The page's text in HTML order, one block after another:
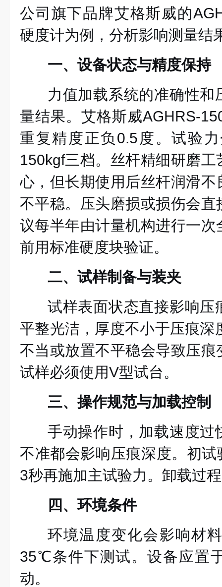
公司旗下品牌艾格斯威的
硬度计为例，分析影响测量结
一、设备状态与精度保持
力值加载系统的准确性和
量结果。 艾格斯威AGHRS-
重复精度正负0.5度。试验
150kgf三档。丝杆精细研磨
心，但长期使用后丝杆润滑
不平稳。压头磨损或损伤会
议每半年由计量机构进行一
前用标准硬度块验证。
二、试样制备与装夹
试样表面状态直接影响压
平整光洁，厚度不小于压痕深
不当或放置不平稳会导致压
试样必须使用V型试台。
三、操作规范与加载控制
手动操作时，加载速度过
不准都会影响压痕深度。初
3秒再施加主试验力。卸载过
四、环境条件
环境温度变化会影响材
35℃条件下测试。设备应置
动。